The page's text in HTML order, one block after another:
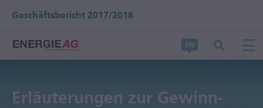
Geschäftsbericht 2017/2018
Erläuterungen zur Gewinn-